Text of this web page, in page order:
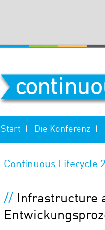
Start Die Konferenz
Continuous Lifecycle
// Infrastructure